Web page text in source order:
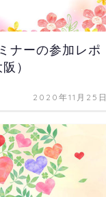
ナーの参加レポ
）
2020年11月25日